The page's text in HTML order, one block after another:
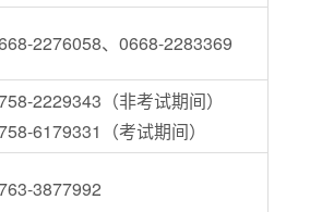
2276058、0668-2283369
2229343（非考试期间）
6179331（考试期间）
3877992